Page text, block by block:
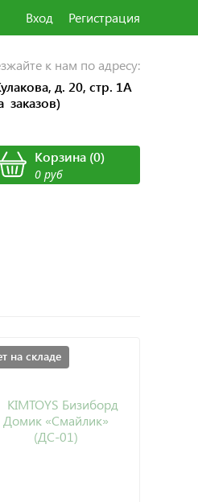
Вход Регистрация
к нам по адресу:
д. 20, стр. 1А
заказов)
Корзина(0)
0 руб
на складе